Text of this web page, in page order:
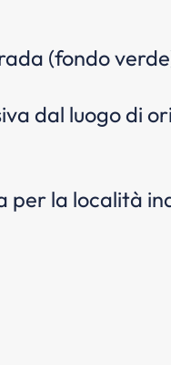
(fondo
dal luogo di
la località